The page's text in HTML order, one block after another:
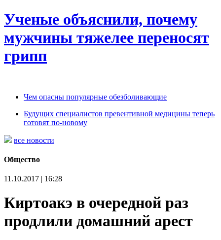
Ученые объяснили, почему
мужчины тяжелее переносят
грипп
Чем опасны популярные обезболивающие
Будущих специалистов превентивной медицины теперь
готовят по-новому
все новости
Общество
11.10.2017 | 16:28
Киртоакэ в очередной раз
продлили домашний арест